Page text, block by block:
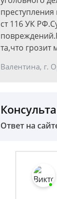
ст 116 УК
та,что грозит
Валентина, г.
Ответ на